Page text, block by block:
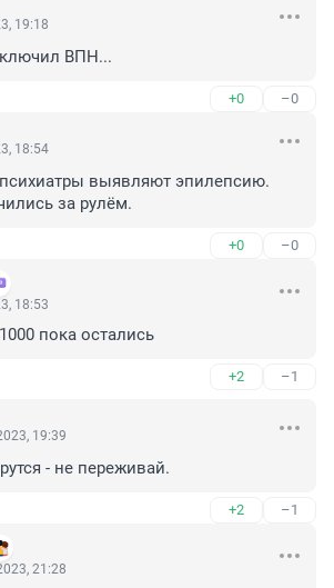
19:18
ВПН...
+0 –0
18:54
выявляют эпилепсию.
за рулём.
+0 –0
18:53
пока остались
+2 –1
19:39
- не переживай.
+2 –1
21:28